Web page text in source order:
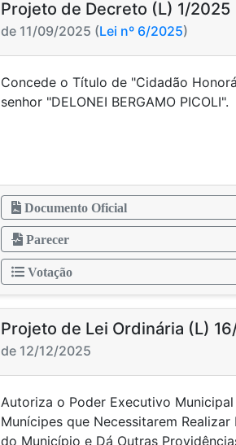
Projeto de Decreto (L) 1/2025
de 11/09/2025 (Lei nº 6/2025)
Concede o Título de "Cidadão
senhor "DELONEI
Documento Oficial
Parecer
Votação
Projeto de Lei Ordinária (L)
de 12/12/2025
Autoriza o Poder Executivo
Munícipes que Necessitarem
do Município e Dá Outras